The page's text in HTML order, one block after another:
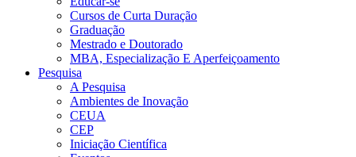
Cursos de Curta Duração
Graduação
Mestrado e Doutorado
MBA, Especialização E Aperfeiçoamento
Pesquisa
A Pesquisa
Ambientes de Inovação
CEUA
CEP
Iniciação Científica